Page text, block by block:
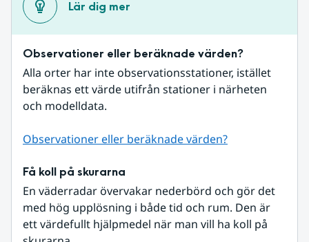
Lär dig mer
Observationer eller beräknade värden?
Alla orter har inte observationsstationer, istället
beräknas ett värde utifrån stationer i närheten
och modelldata.
Observationer eller beräknade värden?
Få koll på skurarna
En väderradar övervakar nederbörd och gör det
med hög upplösning i både tid och rum. Den är
ett värdefullt hjälpmedel när man vill ha koll på